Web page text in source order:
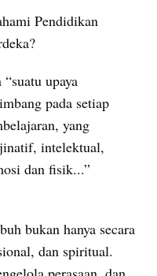
Pendidikan
upaya
pada setiap
yang
intelektual,
dan fisik...”
bukan hanya secara
dan spiritual.